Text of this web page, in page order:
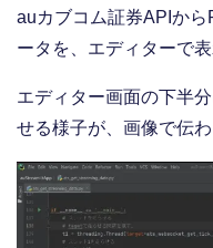
auカブコム証券APIか
ータを、エディターで
エディター画面の下半
せる様子が、画像で伝